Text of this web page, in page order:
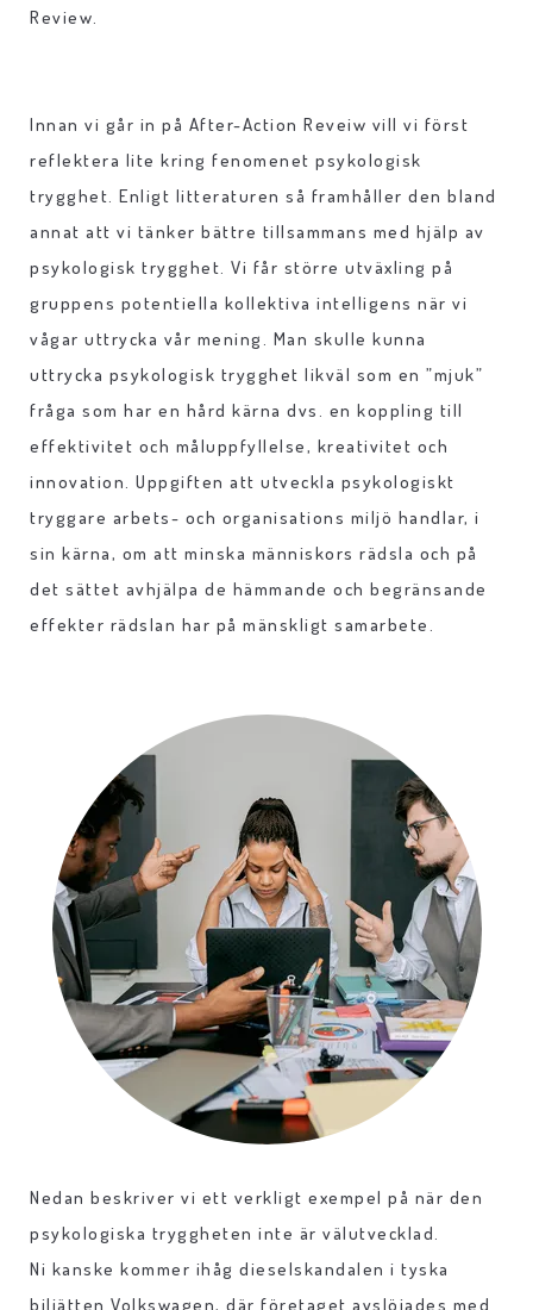
Review.
Innan vi går in på After-Action Reveiw vill vi först
reflektera lite kring fenomenet psykologisk
trygghet. Enligt litteraturen så framhåller den bland
annat att vi tänker bättre tillsammans med hjälp av
psykologisk trygghet. Vi får större utväxling på
gruppens potentiella kollektiva intelligens när vi
vågar uttrycka vår mening. Man skulle kunna
uttrycka psykologisk trygghet likväl som en ”mjuk”
fråga som har en hård kärna dvs. en koppling till
effektivitet och måluppfyllelse, kreativitet och
innovation. Uppgiften att utveckla psykologiskt
tryggare arbets- och organisations miljö handlar, i
sin kärna, om att minska människors rädsla och på
det sättet avhjälpa de hämmande och begränsande
effekter rädslan har på mänskligt samarbete.
Nedan beskriver vi ett verkligt exempel på när den
psykologiska tryggheten inte är välutvecklad.
Ni kanske kommer ihåg dieselskandalen i tyska
biljätten Volkswagen, där företaget avslöjades med